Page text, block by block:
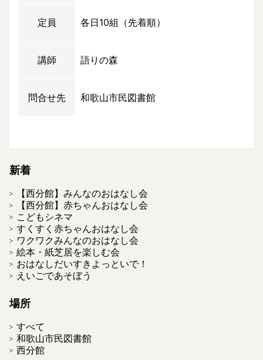
定員 各日10組（先着順）
講師 語りの森
問合せ先 和歌山市民図書館
新着
【西分館】みんなのおはなし会
【西分館】赤ちゃんおはなし会
こどもシネマ
すくすく赤ちゃんおはなし会
ワクワクみんなのおはなし会
絵本・紙芝居を楽しむ会
おはなしだいすきよっといで！
えいごであそぼう
場所
すべて
和歌山市民図書館
西分館